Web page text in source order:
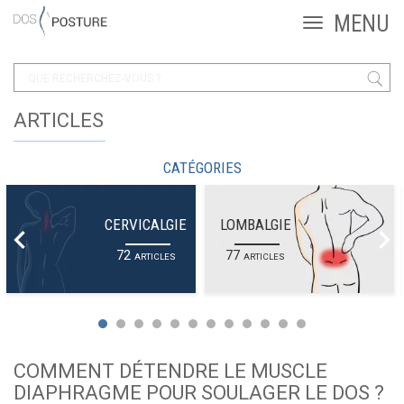
ARTICLES
CATÉGORIES
CERVICALGIE
72 ARTICLES
LOMBALGIE
77ARTICLES
COMMENT DÉTENDRE LE MUSCLE
DIAPHRAGME POUR SOULAGER LE DOS ?